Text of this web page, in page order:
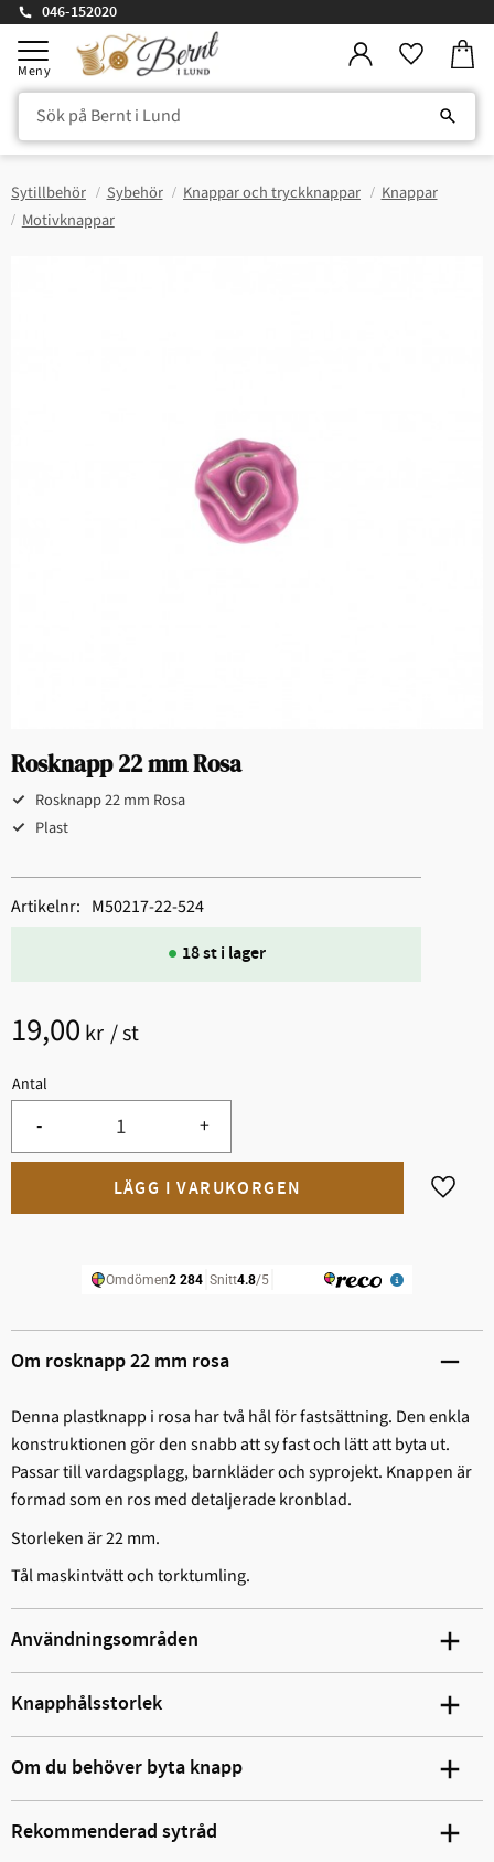
Meny
046-152020
Sytillbehör Sybehör Knappar och tryckknappar
Knappar
Motivknappar
Rosknapp 22 mm Rosa
Rosknapp 22 mm Rosa
Plast
19,00 kr /st
Antal
+
-
Lägg
18 st i lager
Artikelnr M50217-22-524
Om rosknapp 22 mm rosa
Denna plastknapp i rosa har två hål för fastsättning. Den enkla
konstruktionen gör den snabb att sy fast och lätt att byta ut.
Passar till vardagsplagg, barnkläder och syprojekt. Knappen är
formad som en ros med detaljerade kronblad.
Storleken är 22 mm.
Tål maskintvätt och torktumling.
Användningsområden
Knapphålsstorlek
Om du behöver byta knapp
Rekommenderad sytråd